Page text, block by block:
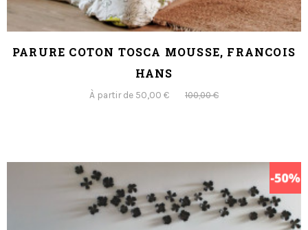
PARURE COTON TOSCA MOUSSE, FRANCOIS
HANS
À partir de 50,00 € 100,00 €